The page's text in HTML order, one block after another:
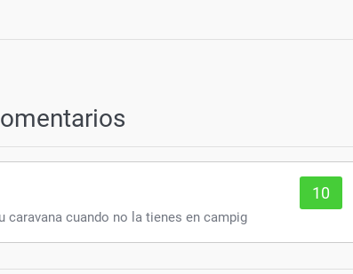
10
caravana cuando no la tienes en campig